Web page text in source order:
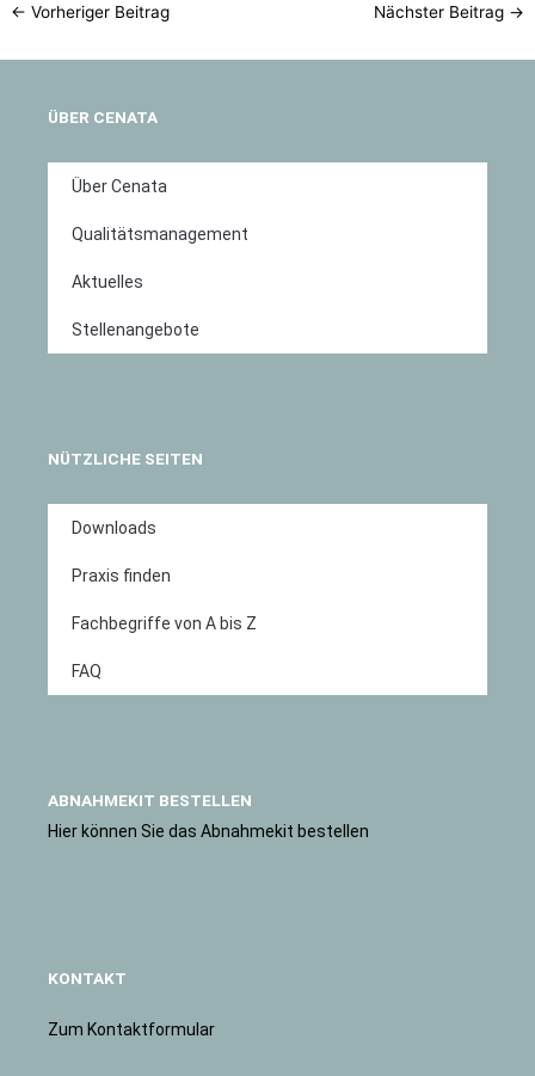
← Vorheriger Beitrag Nächster Beitrag →
ÜBER CENATA
Über Cenata
Qualitätsmanagement
Aktuelles
Stellenangebote
NÜTZLICHE SEITEN
Downloads
Praxis finden
Fachbegriffe von A bis Z
FAQ
ABNAHMEKIT BESTELLEN
Hier können Sie das Abnahmekit bestellen
KONTAKT
Zum Kontaktformular